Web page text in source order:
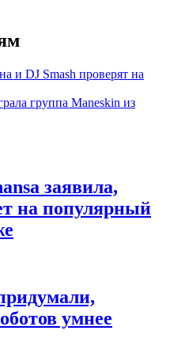
и DJ Smash проверят на
группа Maneskin из
заявила,
на популярный
умнее